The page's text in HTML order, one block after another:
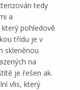
tedy
a
pohledově
třídu je v
skleněnou
na
je řešen ak.
vlis, který